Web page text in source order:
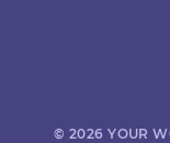
© 2026 YOUR